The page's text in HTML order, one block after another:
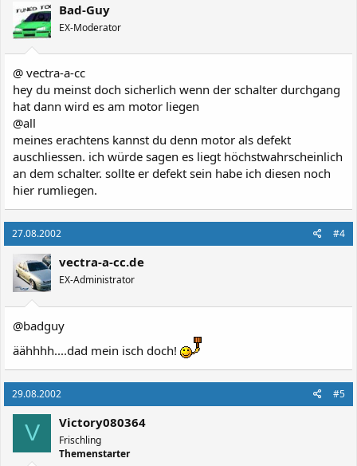
Bad-Guy
EX-Moderator
@ vectra-a-cc
hey du meinst doch sicherlich wenn der schalter durchgang
hat dann wird es am motor liegen
@all
meines erachtens kannst du denn motor als defekt
auschliessen. ich würde sagen es liegt höchstwahrscheinlich
an dem schalter. sollte er defekt sein habe ich diesen noch
hier rumliegen.
27.08.2002 #4
vectra-a-cc.de
EX-Administrator
@badguy
äähhhh....dad mein isch doch!
29.08.2002 #5
V Victory080364
Frischling
Themenstarter